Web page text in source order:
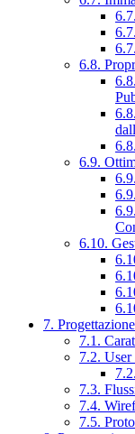
6.8.
6.9.
6.10.
7.
7.1.
7.2. User
7.3.
7.4.
7.5.